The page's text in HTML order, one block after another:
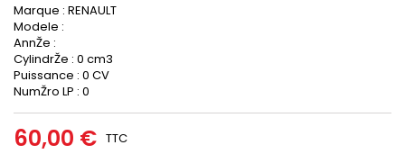
Marque : RENAULT
Modele :
AnnŽe :
CylindrŽe : 0 cm3
Puissance : 0 CV
NumŽro LP : 0
60,00 € TTC